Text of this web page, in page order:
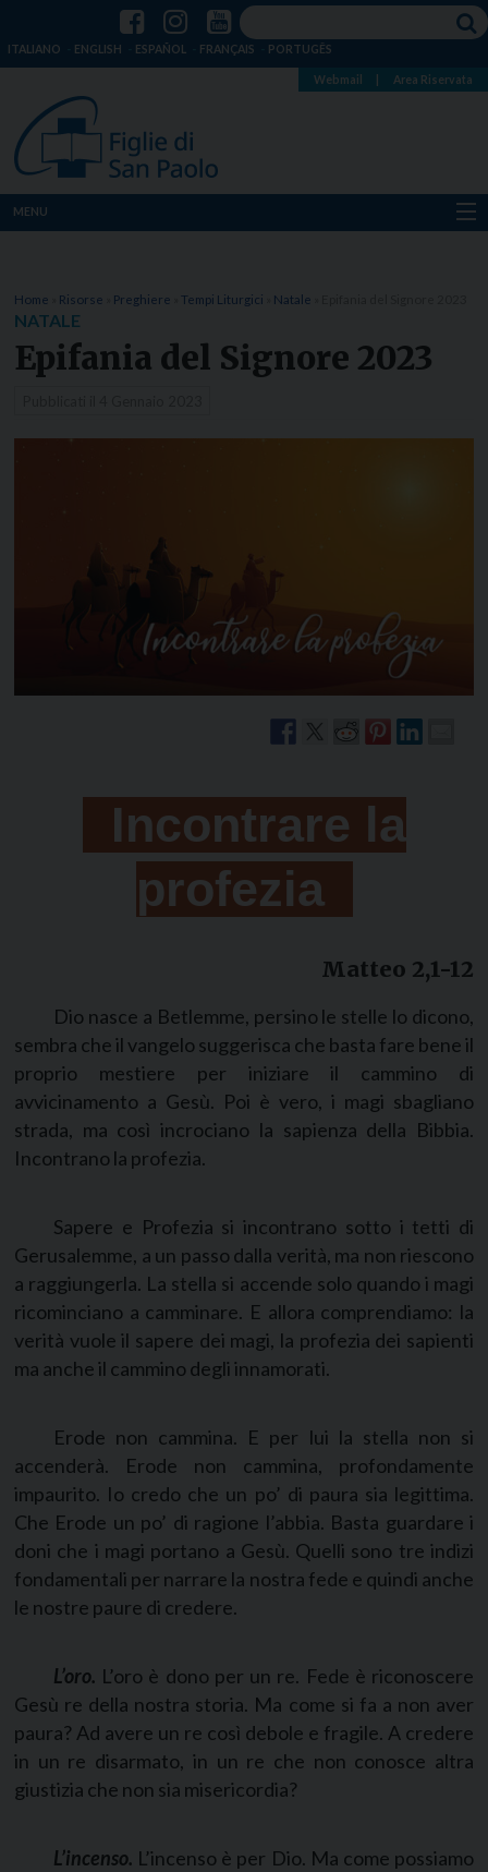
ITALIANO ENGLISH ESPAÑOL FRANÇAIS PORTUGÊS
Webmail Area Riservata
MENU
Dove siamo
Notizie
Home Risorse Preghiere Tempi Liturgici Natale
NATALE
Epifania del Signore 2023
Incontrare la
profezia
Matteo 2,1-12
Dio nasce a Betlemme, persino le stelle lo dicono,
sembra che il vangelo suggerisca che basta fare bene il
proprio mestiere per iniziare il cammino di
avvicinamento a Gesù. Poi è vero, i magi sbagliano
strada, ma così incrociano la sapienza della Bibbia.
Incontrano la profezia.
Sapere e Profezia si incontrano sotto i tetti di
Gerusalemme, a un passo dalla verità, ma non riescono
a raggiungerla. La stella si accende solo quando i magi
ricominciano a camminare. E allora comprendiamo: la
verità vuole il sapere dei magi, la profezia dei sapienti
ma anche il cammino degli innamorati.
Erode non cammina. E per lui la stella non si
accenderà. Erode non cammina, profondamente
impaurito. Io credo che un po’ di paura sia legittima.
Che Erode un po’ di ragione l’abbia. Basta guardare i
doni che i magi portano a Gesù. Quelli sono tre indizi
fondamentali per narrare la nostra fede e quindi anche
le nostre paure di credere.
L’oro. L’oro è dono per un re. Fede è riconoscere
Gesù re della nostra storia. Ma come si fa a non aver
paura? Ad avere un re così debole e fragile. A credere
in un re disarmato, in un re che non conosce altra
giustizia che non sia misericordia?
L’incenso. L’incenso è per Dio. Ma come possiamo